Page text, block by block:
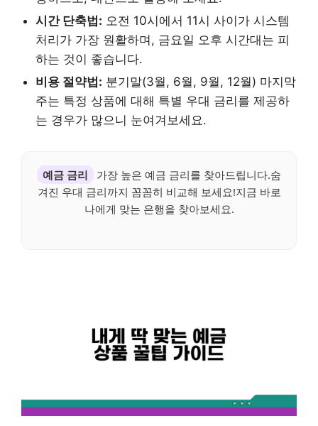
시간 단축법: 오전 10시에서 11시 사이가 시스템
처리가 가장 원활하며, 금요일 오후 시간대는 피
하는 것이 좋습니다.
비용 절약법: 분기말(3월, 6월, 9월, 12월) 마지막
주는 특정 상품에 대해 특별 우대 금리를 제공하
는 경우가 많으니 눈여겨보세요.
예금 금리
가장 높은 예금 금리를 찾아드립니다.숨
겨진 우대 금리까지 꼼꼼히 비교해 보세요!지금 바로
나에게 맞는 은행을 찾아보세요.